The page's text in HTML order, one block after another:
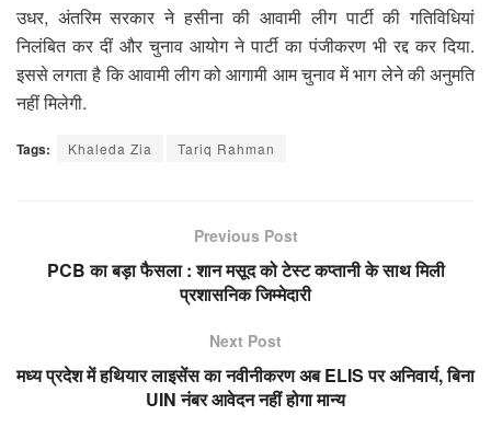
उधर, अंतरिम सरकार ने हसीना की आवामी लीग पार्टी की गतिविधियां
निलंबित कर दीं और चुनाव आयोग ने पार्टी का पंजीकरण भी रद्द कर दिया.
इससे लगता है कि आवामी लीग को आगामी आम चुनाव में भाग लेने की अनुमति
नहीं मिलेगी.
Tags: Khaleda Zia Tariq Rahman
Previous Post
PCB का बड़ा फैसला : शान मसूद को टेस्ट कप्तानी के साथ मिली
प्रशासनिक जिम्मेदारी
Next Post
मध्य प्रदेश में हथियार लाइसेंस का नवीनीकरण अब ELIS पर अनिवार्य, बिना
UIN नंबर आवेदन नहीं होगा मान्य